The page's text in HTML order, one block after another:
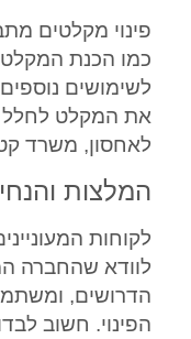
פינוי מקלטים
כמו הכנת
לשימושים
את המקלט לחלל
לאחסון, משרד
המלצות
לקוחות
לוודא שהחברה
הדרושים,
הפינוי. חשוב